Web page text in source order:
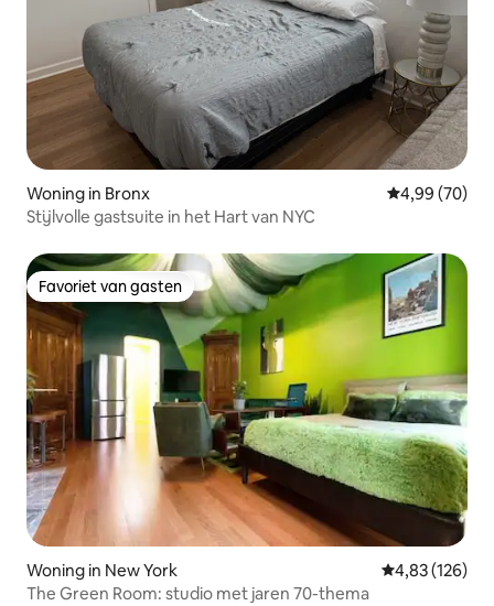
Woning in Bronx Gemiddelde
4,99 (70)
Stijlvolle gastsuite in het Hart van NYC
Favoriet van gasten
Favoriet van gasten
Woning in New York Gemiddelde
4,83 (126)
The Green Room: studio met jaren 70-thema